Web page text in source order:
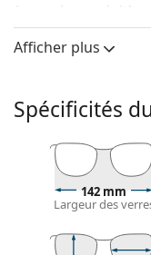
{nom du produit}
hommes.
Voyez à quoi vous
Lentiamo.
La couleur
parfaitement
cheveux
idéal pour les
Afficher plus
Spécificités
142 mm
Largeur des